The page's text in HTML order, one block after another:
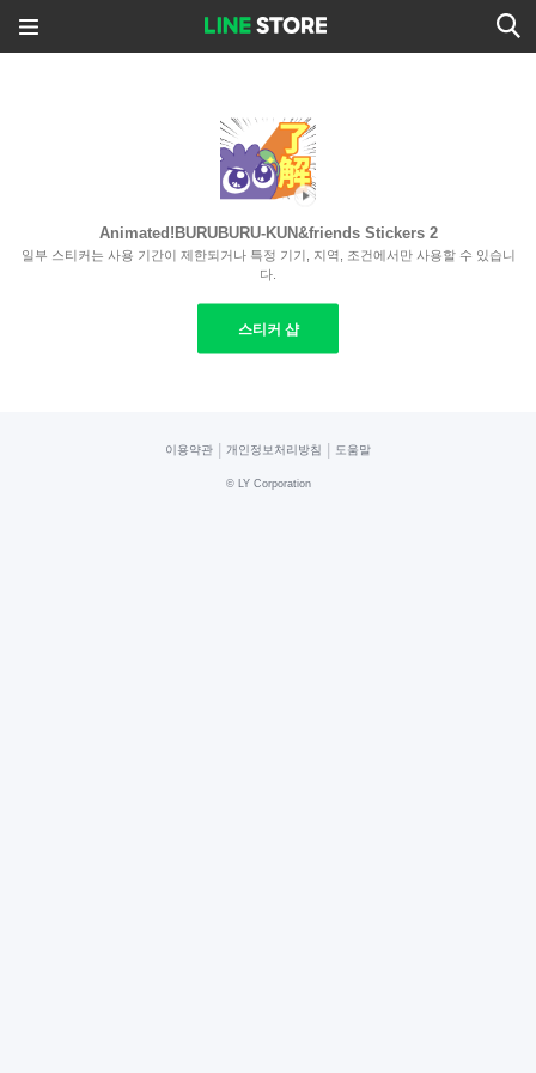
Animated!BURUBURU-KUN&friends Stickers 2
일부 스티커는 사용 기간이 제한되거나 특정 기기, 지역, 조건에서만 사용할 수 있습니
다.
스티커 샵
이용약관 개인정보처리방침 도움말
© LY Corporation